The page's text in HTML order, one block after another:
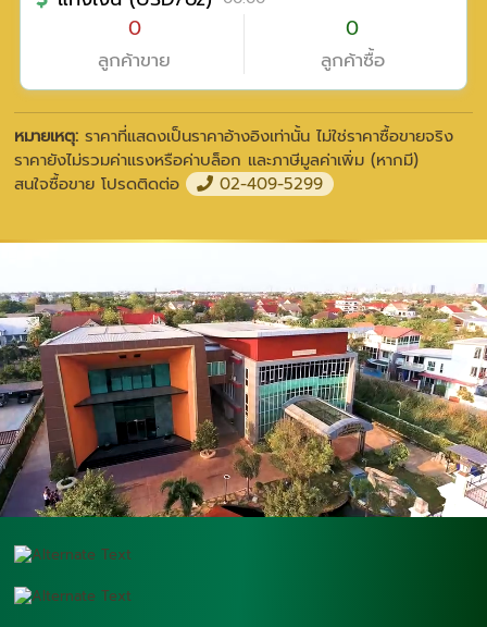
0
ลูกค้าขาย
0
ลูกค้าซื้อ
หมายเหตุ:ราคาที่แสดงเป็นราคาอ้างอิงเท่านั้น ไม่ใช่ราคาซื้อขายจริง
ราคายังไม่รวมค่าแรงหรือค่าบล็อก และภาษีมูลค่าเพิ่ม (หากมี)
สนใจซื้อขาย โปรดติดต่อ
02-409-5299